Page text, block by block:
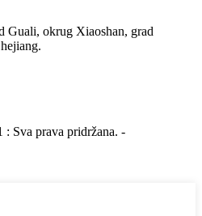
Guali, okrug Xiaoshan, grad
Sva prava pridržana. -